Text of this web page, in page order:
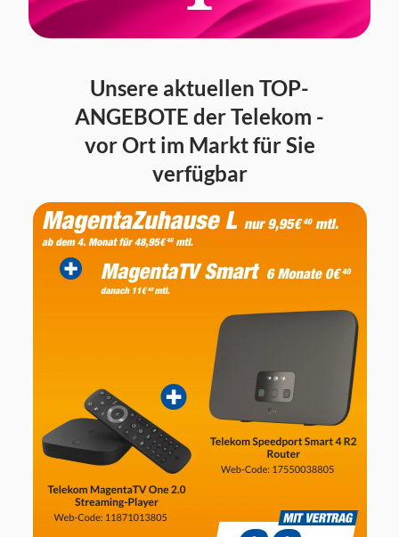
Unsere aktuellen TOP-
ANGEBOTE der Telekom -
vor Ort im Markt für Sie
verfügbar